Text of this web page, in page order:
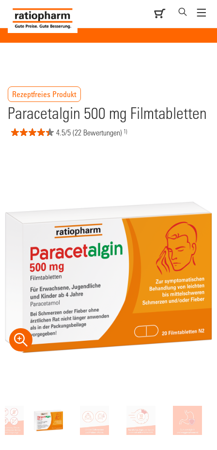
Rezeptfreies Produkt
Paracetalgin 500 mg Filmtabletten
4.5/5 (22 Bewertungen) 1)